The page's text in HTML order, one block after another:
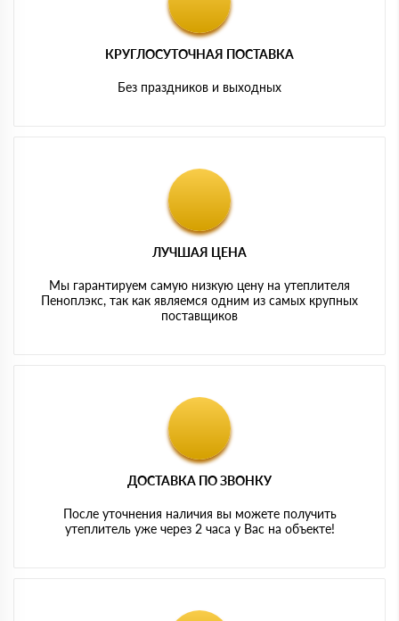
КРУГЛОСУТОЧНАЯ ПОСТАВКА
Без праздников и выходных
ЛУЧШАЯ ЦЕНА
Мы гарантируем самую низкую цену на утеплителя
Пеноплэкс, так как являемся одним из самых крупных
поставщиков
ДОСТАВКА ПО ЗВОНКУ
После уточнения наличия вы можете получить
утеплитель уже через 2 часа у Вас на объекте!